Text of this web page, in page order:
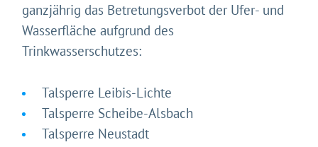
ganzjährig das Betretungsverbot der Ufer- und
Wasserfläche aufgrund des
Trinkwasserschutzes:
Talsperre Leibis-Lichte
Talsperre Scheibe-Alsbach
Talsperre Neustadt